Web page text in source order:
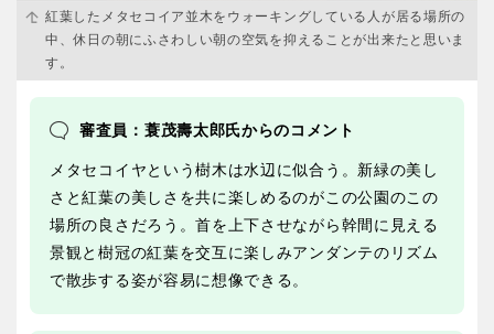
紅葉したメタセコイア並木をウォーキングしている人が居る場所の
中、休日の朝にふさわしい朝の空気を抑えることが出来たと思いま
す。
審査員：蓑茂壽太郎氏からのコメント
メタセコイヤという樹木は水辺に似合う。新緑の美し
さと紅葉の美しさを共に楽しめるのがこの公園のこの
場所の良さだろう。首を上下させながら幹間に見える
景観と樹冠の紅葉を交互に楽しみアンダンテのリズム
で散歩する姿が容易に想像できる。